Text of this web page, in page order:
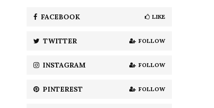
C
H
FACEBOOK LIKE
TWITTER FOLLOW
INSTAGRAM FOLLOW
PINTEREST FOLLOW